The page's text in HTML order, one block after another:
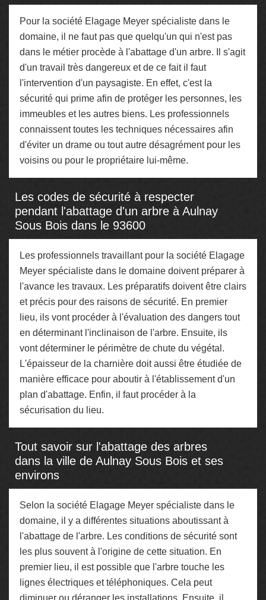
Pour la société Elagage Meyer spécialiste dans le
domaine, il ne faut pas que quelqu'un qui n'est pas
dans le métier procède à l'abattage d'un arbre. Il s'agit
d'un travail très dangereux et de ce fait il faut
l'intervention d'un paysagiste. En effet, c'est la
sécurité qui prime afin de protéger les personnes, les
immeubles et les autres biens. Les professionnels
connaissent toutes les techniques nécessaires afin
d'éviter un drame ou tout autre désagrément pour les
voisins ou pour le propriétaire lui-même.
Les codes de sécurité à respecter
pendant l'abattage d'un arbre à Aulnay
Sous Bois dans le 93600
Les professionnels travaillant pour la société Elagage
Meyer spécialiste dans le domaine doivent préparer à
l'avance les travaux. Les préparatifs doivent être clairs
et précis pour des raisons de sécurité. En premier
lieu, ils vont procéder à l'évaluation des dangers tout
en déterminant l'inclinaison de l'arbre. Ensuite, ils
vont déterminer le périmètre de chute du végétal.
L'épaisseur de la charnière doit aussi être étudiée de
manière efficace pour aboutir à l'établissement d'un
plan d'abattage. Enfin, il faut procéder à la
sécurisation du lieu.
Tout savoir sur l'abattage des arbres
dans la ville de Aulnay Sous Bois et ses
environs
Selon la société Elagage Meyer spécialiste dans le
domaine, il y a différentes situations aboutissant à
l'abattage de l'arbre. Les conditions de sécurité sont
les plus souvent à l'origine de cette situation. En
premier lieu, il est possible que l'arbre touche les
lignes électriques et téléphoniques. Cela peut
diminuer ou déranger les installations. Ensuite, il